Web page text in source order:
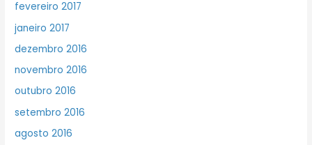
fevereiro 2017
janeiro 2017
dezembro 2016
novembro 2016
outubro 2016
setembro 2016
agosto 2016